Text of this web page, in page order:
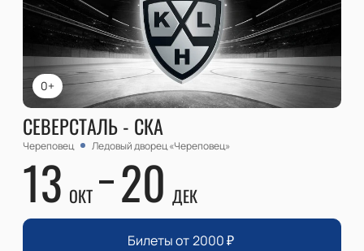
0+
СЕВЕРСТАЛЬ - СКА
Череповец Ледовый дворец «Череповец»
13 ОКТ 20 ДЕК
Билеты от 2000₽